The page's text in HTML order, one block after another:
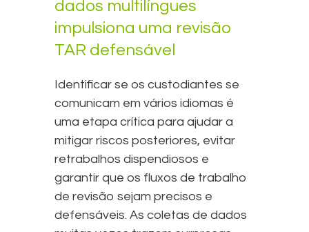
dados multilíngues
impulsiona uma revisão
TAR defensável
Identificar se os custodiantes se
comunicam em vários idiomas é
uma etapa crítica para ajudar a
mitigar riscos posteriores, evitar
retrabalhos dispendiosos e
garantir que os fluxos de trabalho
de revisão sejam precisos e
defensáveis. As coletas de dados